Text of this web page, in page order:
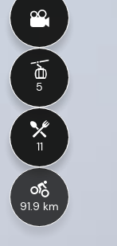
5
11
91.9 km
5
11